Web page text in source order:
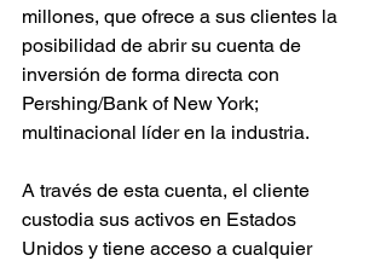
millones, que ofrece a sus clientes la
posibilidad de abrir su cuenta de
inversión de forma directa con
Pershing/Bank of New York;
multinacional líder en la industria.
A través de esta cuenta, el cliente
custodia sus activos en Estados
Unidos y tiene acceso a cualquier